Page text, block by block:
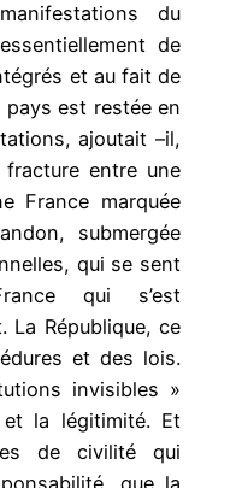
du
de
et au fait de
pays est restée en
ajoutait –il,
entre une
France marquée
submergée
qui se sent
qui s’est
La République, ce
et des lois.
invisibles »
la légitimité. Et
de civilité qui